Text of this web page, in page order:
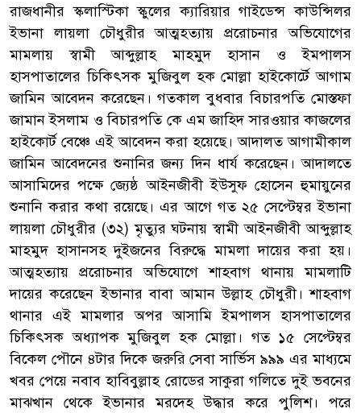
রাজধানীর স্কলাস্টিকা স্কুলের ক্যারিয়ার গাইডেন্স কাউন্সিলর
ইভানা লায়লা চৌধুরীর আত্মহত্যায় প্ররোচনার অভিযোগের
মামলায় স্বামী আব্দুল্লাহ মাহমুদ হাসান ও ইমপালস
হাসপাতালের চিকিৎসক মুজিবুল হক মোল্লা হাইকোর্টে আগাম
জামিন আবেদন করেছেন। গতকাল বুধবার বিচারপতি মোস্তফা
জামান ইসলাম ও বিচারপতি কে এম জাহিদ সারওয়ার কাজলের
হাইকোর্ট বেঞ্চে এই আবেদন করা হয়েছে। আদালত আগামীকাল
জামিন আবেদনের শুনানির জন্য দিন ধার্য করেছেন। আদালতে
আসামিদের পক্ষে জ্যেষ্ঠ আইনজীবী ইউসুফ হোসেন হুমায়ুনের
শুনানি করার কথা রয়েছে। এর আগে গত ২৫ সেপ্টেম্বর ইভানা
লায়লা চৌধুরীর (৩২) মৃত্যুর ঘটনায় স্বামী আইনজীবী আব্দুল্লাহ
মাহমুদ হাসানসহ দুইজনের বিরুদ্ধে মামলা দায়ের করা হয়।
আত্মহত্যায় প্ররোচনার অভিযোগে শাহবাগ থানায় মামলাটি
দায়ের করেছেন ইভানার বাবা আমান উল্লাহ চৌধুরী। শাহবাগ
থানার এই মামলার অপর আসামি ইমপালস হাসপাতালের
চিকিৎসক অধ্যাপক মুজিবুল হক মোল্লা। গত ১৫ সেপ্টেম্বর
বিকেল পৌনে ৪টার দিকে জরুরি সেবা সার্ভিস ৯৯৯ এর মাধ্যমে
খবর পেয়ে নবাব হাবিবুল্লাহ রোডের সাকুরা গলিতে দুই ভবনের
মাঝখান থেকে ইভানার মরদেহ উদ্ধার করে পুলিশ। পরে